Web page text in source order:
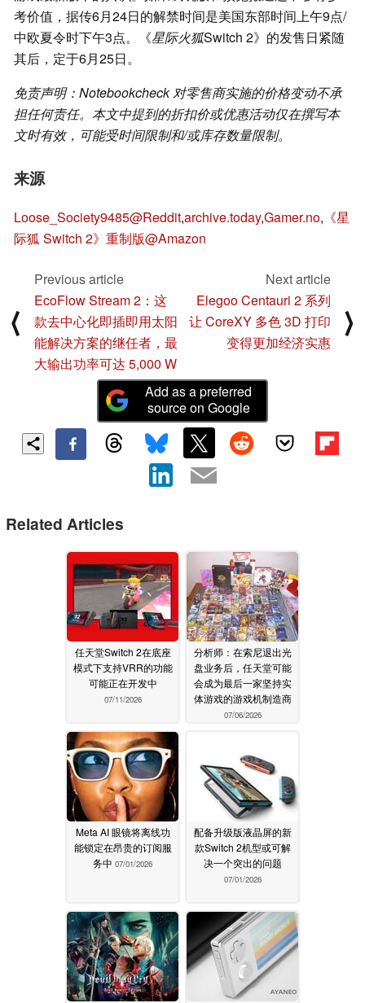
考价值，据传6月24日的解禁时间是美国东部时间上午9点/
中欧夏令时下午3点。《星际火狐Switch 2》的发售日紧随
其后，定于6月25日。
免责声明：Notebookcheck 对零售商实施的价格变动不承
担任何责任。本文中提到的折扣价或优惠活动仅在撰写本
文时有效，可能受时间限制和/或库存数量限制。
来源
Loose_Society9485@Reddit,archive.today,Gamer.no, 《星
际狐 Switch 2》重制版@Amazon
⟨
Previous article
EcoFlow Stream 2：这
款去中心化即插即用太阳
能解决方案的继任者，最
大输出功率可达 5,000 W
Next article
Elegoo Centauri 2 系列
让 CoreXY 多色 3D 打印
变得更加经济实惠
⟩
Add as a preferred
source on Google
Related Articles
任天堂Switch 2在底座
模式下支持VRR的功能
可能正在开发中
07/11/2026
分析师：在索尼退出光
盘业务后，任天堂可能
会成为最后一家坚持实
体游戏的游戏机制造商
07/06/2026
Meta AI 眼镜将离线功
能锁定在昂贵的订阅服
务中 07/01/2026
配备升级版液晶屏的新
款Switch 2机型或可解
决一个突出的问题
07/01/2026